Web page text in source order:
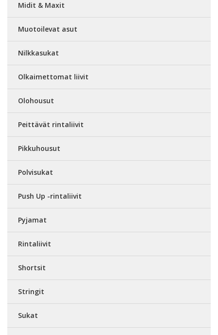
Midit & Maxit
Muotoilevat asut
Nilkkasukat
Olkaimettomat liivit
Olohousut
Peittävät rintaliivit
Pikkuhousut
Polvisukat
Push Up -rintaliivit
Pyjamat
Rintaliivit
Shortsit
Stringit
Sukat